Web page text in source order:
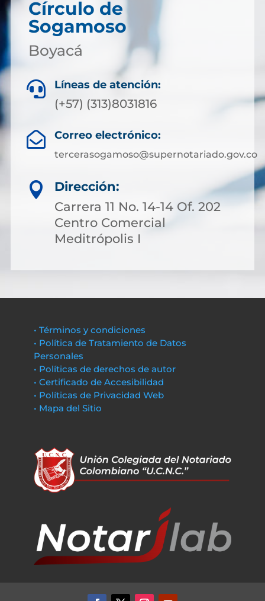
Círculo de
Sogamoso
Boyacá
 Líneas de atención:
(+57) (313)8031816
 Correo electrónico:
tercerasogamoso@supernotariado.gov.co

Dirección:
Carrera 11 No. 14-14 Of. 202
Centro Comercial
Meditrópolis I
• Términos y condiciones
• Política de Tratamiento de Datos
Personales
• Políticas de derechos de autor
• Certificado de Accesibilidad
• Políticas de Privacidad Web
• Mapa del Sitio